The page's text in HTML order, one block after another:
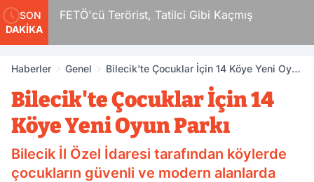
SON
DAKİKA
FETÖ'cü Terörist, Tatilci Gibi Kaçmış
Haberler Genel
Bilecik'te Çocuklar İçin 14 Köye Yeni Oyun
Bilecik'te Çocuklar İçin 14
Köye Yeni Oyun Parkı
Bilecik İl Özel İdaresi tarafından köylerde
çocukların güvenli ve modern alanlarda